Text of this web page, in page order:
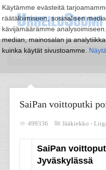
Käytämme evästeitä
räätälöimiseen, sosiaalisen
kävijämäärämme
median, mainosalan ja
kuinka käytät sivustoamme.
SaiPan voittoputki
499336 Jääkiekko -
SaiPan
Jyväskylässä